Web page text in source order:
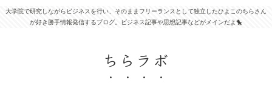
大学院で研究しながらビジネスを行い、そのままフリーランスとして独立したひよこのちらさん
が好き勝手情報発信するブログ。ビジネス記事や思想記事などがメインだよ🐤
ちらラボ